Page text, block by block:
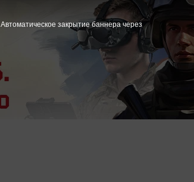
Автоматическое закрытие баннера через